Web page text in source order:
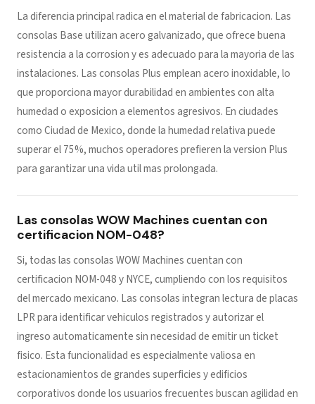
La diferencia principal radica en el material de fabricacion. Las
consolas Base utilizan acero galvanizado, que ofrece buena
resistencia a la corrosion y es adecuado para la mayoria de las
instalaciones. Las consolas Plus emplean acero inoxidable, lo
que proporciona mayor durabilidad en ambientes con alta
humedad o exposicion a elementos agresivos. En ciudades
como Ciudad de Mexico, donde la humedad relativa puede
superar el 75%, muchos operadores prefieren la version Plus
para garantizar una vida util mas prolongada.
Las consolas WOW Machines cuentan con
certificacion NOM-048?
Si, todas las consolas WOW Machines cuentan con
certificacion NOM-048 y NYCE, cumpliendo con los requisitos
del mercado mexicano. Las consolas integran lectura de placas
LPR para identificar vehiculos registrados y autorizar el
ingreso automaticamente sin necesidad de emitir un ticket
fisico. Esta funcionalidad es especialmente valiosa en
estacionamientos de grandes superficies y edificios
corporativos donde los usuarios frecuentes buscan agilidad en